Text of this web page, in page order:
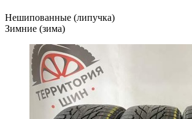
Нешипованные (липучка)
Зимние (зима)